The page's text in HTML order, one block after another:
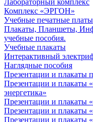
Лабораторный комплекс
Комплекс «ЭРГОН»
Учебные печатные платы
Плакаты, Планшеты,
учебные пособия.
Учебные плакаты
Интерактивный
Наглядные пособия
Презентации и плакаты
Презентации и плакаты
энергетика»
Презентации и плакаты
Презентации и плакаты
Презентации и плакаты